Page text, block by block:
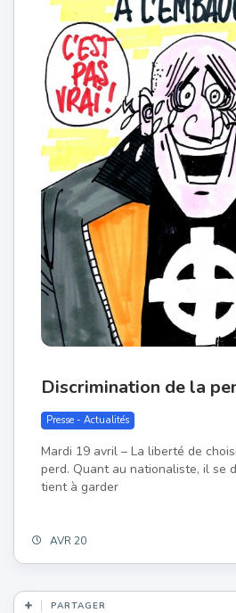
Discrimination de la
Presse - Actualités
Mardi 19 avril – La liberté de
perd. Quant au nationaliste, il se
tient à garder
AVR 20
PARTAGER